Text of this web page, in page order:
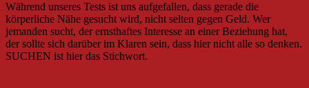
Während unseres Tests ist uns aufgefallen, dass gerade die
körperliche Nähe gesucht wird, nicht selten gegen Geld. Wer
jemanden sucht, der ernsthaftes Interesse an einer Beziehung hat,
der sollte sich darüber im Klaren sein, dass hier nicht alle so denken.
SUCHEN ist hier das Stichwort.